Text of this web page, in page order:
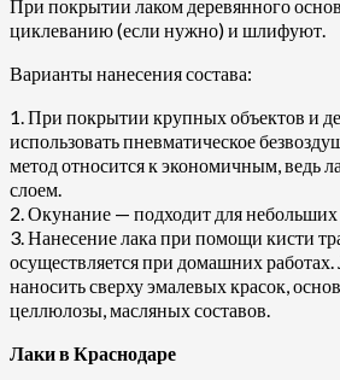
При покрытии лаком деревянного
циклеванию (если нужно) и шлифуют.
Варианты нанесения состава:
1. При покрытии крупных объектов и
использовать пневматическое
метод относится к экономичным, ведь
слоем.
2. Окунание — подходит для небольших
3. Нанесение лака при помощи кисти
осуществляется при домашних
наносить сверху эмалевых красок,
целлюлозы, масляных составов.
Лаки в Краснодаре